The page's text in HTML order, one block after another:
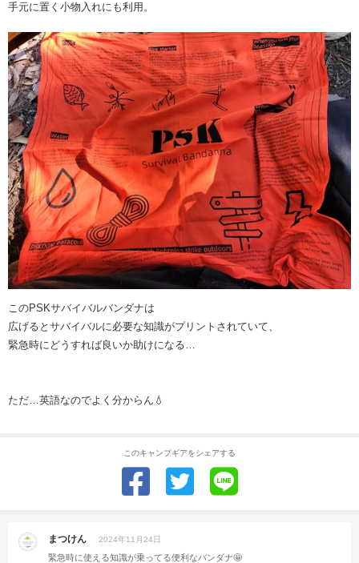
手元に置く小物入れにも利用。
このPSKサバイバルバンダナは
広げるとサバイバルに必要な知識がプリントされていて、
緊急時にどうすれば良いか助けになる…
ただ…英語なのでよく分からん💧
このキャンプギアをシェアする
まつけん 2024年11月24日
緊急時に使える知識が乗ってる便利なバンダナ🤩